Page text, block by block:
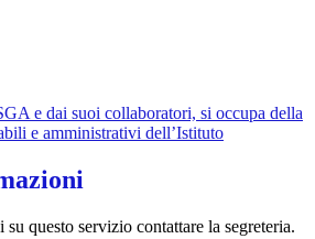
e dai suoi collaboratori, si occupa della
e amministrativi dell’Istituto
questo servizio contattare la segreteria.